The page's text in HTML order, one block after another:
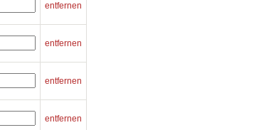
entfernen
entfernen
entfernen
entfernen